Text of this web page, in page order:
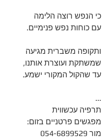
כי הנפש רוצה הלימה
עם כוחות נפש פנימיים.
ותקופה משברית מגיעה
שמשתקת ועוצרת אותנו,
עד שהקול המקורי ישמע.
...
תרפיה עכשווית
מפגשים פרטניים בזום:
מור 054-6899529